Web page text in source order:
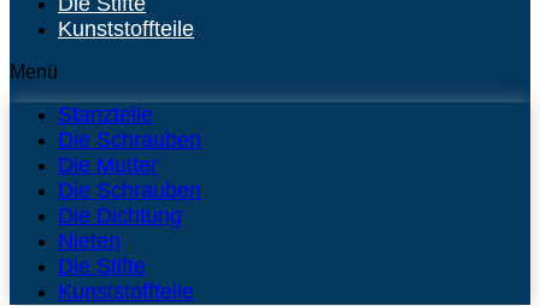
Kunststoffteile
Menü
Stanzteile
Die Schrauben
Die Mutter
Die Schrauben
Die Dichtung
Nieten
Die Stifte
Kunststoffteile